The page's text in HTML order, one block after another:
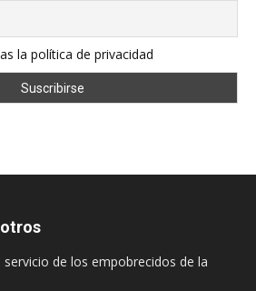
la política de privacidad
de los empobrecidos de la